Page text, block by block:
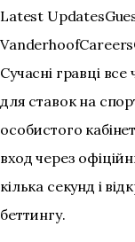
Skip
to
main
content
Latest Updates
VanderhoofCareers
Сучасні гравці
для ставок на
особистого
вход через
кілька секунд і
беттингу.